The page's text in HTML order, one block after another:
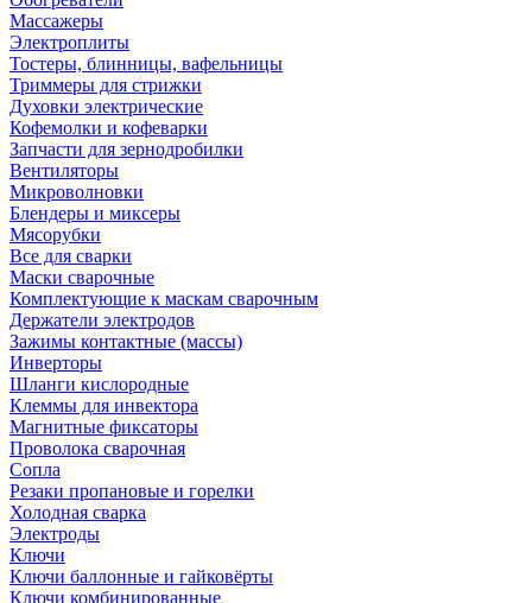
Массажеры
Электроплиты
Тостеры, блинницы, вафельницы
Триммеры для стрижки
Духовки электрические
Кофемолки и кофеварки
Запчасти для зернодробилки
Вентиляторы
Микроволновки
Блендеры и миксеры
Мясорубки
Все для сварки
Маски сварочные
Комплектующие к маскам сварочным
Держатели электродов
Зажимы контактные (массы)
Инверторы
Шланги кислородные
Клеммы для инвектора
Магнитные фиксаторы
Проволока сварочная
Сопла
Резаки пропановые и горелки
Холодная сварка
Электроды
Ключи
Ключи баллонные и гайковёрты
Ключи комбинированные